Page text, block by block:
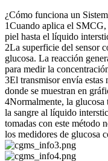
¿Cómo funciona un
1Cuando aplica el SMCG,
piel hasta el líquido
2La superficie del sensor
glucosa. La reacción
para medir la
3El transmisor envía estas
donde se muestran en
4Normalmente, la glucosa
la sangre al líquido
tomadas con este método
los medidores de glucosa